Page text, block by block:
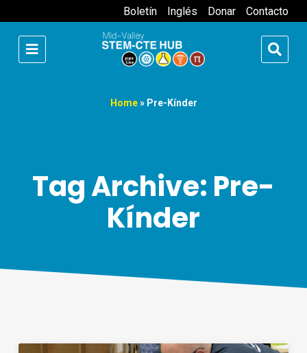
Boletín Inglés Donar Contacto
Home» Pre-Kínder
Tag Archive: Pre-
Kínder